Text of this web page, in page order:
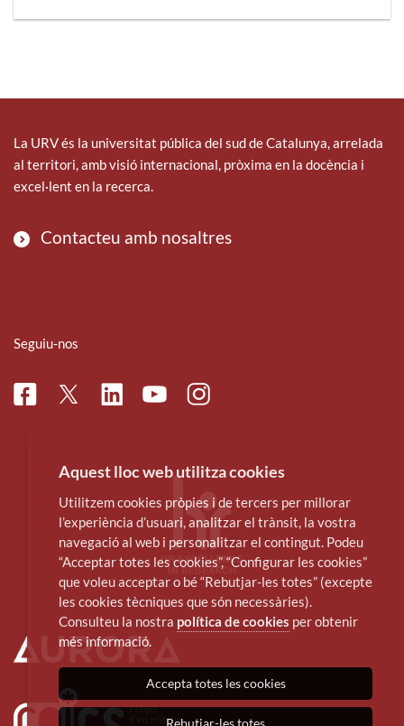
La URV és la universitat pública del sud de Catalunya, arrelada
al territori, amb visió internacional, pròxima en la docència i
excel·lent en la recerca.
Contacteu amb nosaltres
Seguiu-nos
FacebookTwitterLinkedinYoutubeInstagram
Aquest lloc web utilitza cookies
Utilitzem cookies pròpies i de tercers per millorar
l’experiència d’usuari, analitzar el trànsit, la vostra
navegació al web i personalitzar el contingut. Podeu
“Acceptar totes les cookies”, “Configurar les cookies”
que voleu acceptar o bé “Rebutjar-les totes” (excepte
les cookies tècniques que són necessàries).
Consulteu la nostra política de cookies per obtenir
més informació.
Accepta totes les cookies
Rebutjar-les totes